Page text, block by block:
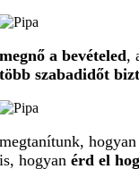
megnő a bevételed,
több szabadidőt
megtanítunk,
is, hogyanérd el